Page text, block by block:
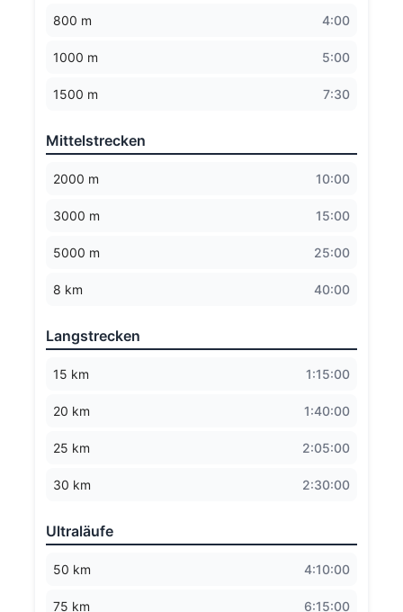
800 m 4:00
1000 m 5:00
1500 m 7:30
Mittelstrecken
2000 m 10:00
3000 m 15:00
5000 m 25:00
8 km 40:00
Langstrecken
15 km 1:15:00
20 km 1:40:00
25 km 2:05:00
30 km 2:30:00
Ultraläufe
50 km 4:10:00
75 km 6:15:00